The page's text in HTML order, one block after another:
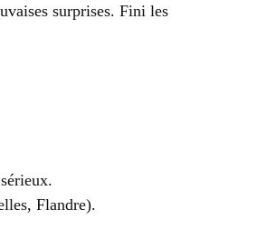
surprises. Fini les
Flandre).